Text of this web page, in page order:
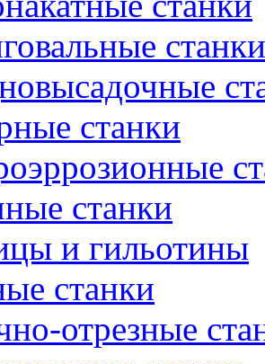
станки
станки
станки
и гильотины
станки
отрезные